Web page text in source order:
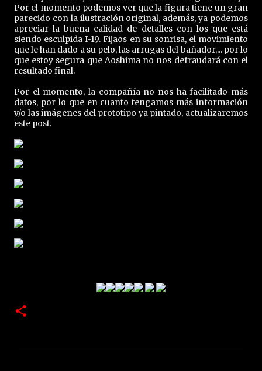
Por el momento podemos ver que la figura tiene un gran
parecido con la ilustración original, además, ya podemos
apreciar la buena calidad de detalles con los que está
siendo esculpida I-19. Fijaos en su sonrisa, el movimiento
que le han dado a su pelo, las arrugas del bañador,... por lo
que estoy segura que Aoshima no nos defraudará con el
resultado final.
Por el momento, la compañía no nos ha facilitado más
datos, por lo que en cuanto tengamos más información
y/o las imágenes del prototipo ya pintado, actualizaremos
este post.